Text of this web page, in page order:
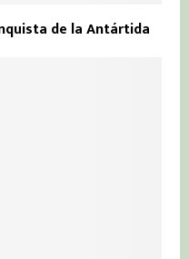
de la Antártida